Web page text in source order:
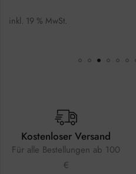
inkl. 19 % MwSt.
Kostenloser Versand
Für alle Bestellungen ab 100
€